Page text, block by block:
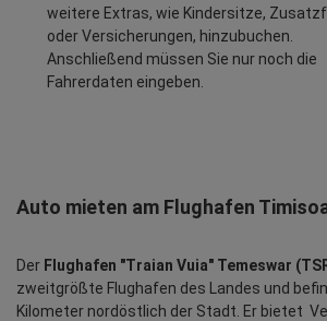
weitere Extras, wie Kindersitze,
oder Versicherungen, hinzubuchen.
Anschließend müssen Sie nur noch die
Fahrerdaten eingeben.
Auto mieten am Flughafen
Der Flughafen "Traian Vuia" Temeswar
zweitgrößte Flughafen des Landes und
Kilometer nordöstlich der Stadt. Er bietet